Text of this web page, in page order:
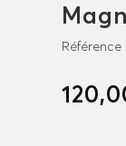
Référence :